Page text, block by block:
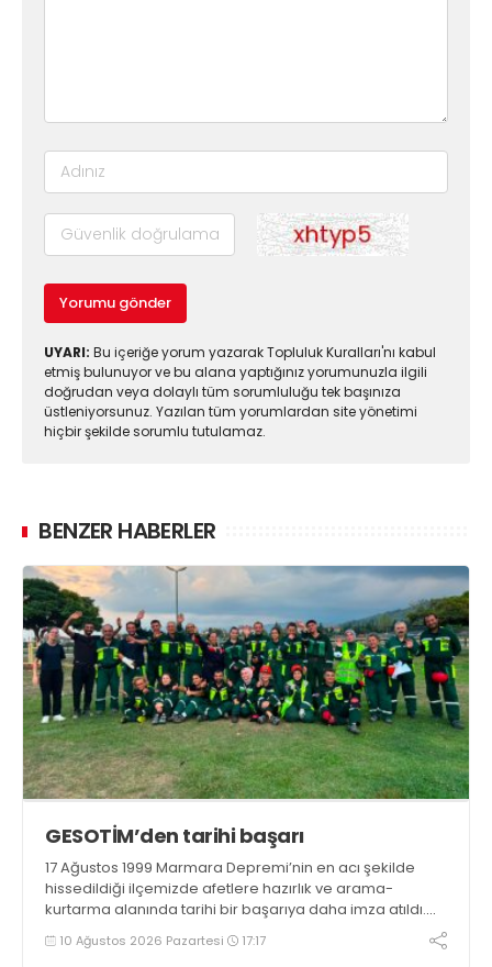
Yorumu gönder
UYARI: Bu içeriğe yorum yazarak Topluluk Kuralları'nı kabul
etmiş bulunuyor ve bu alana yaptığınız yorumunuzla ilgili
doğrudan veya dolaylı tüm sorumluluğu tek başınıza
üstleniyorsunuz. Yazılan tüm yorumlardan site yönetimi
hiçbir şekilde sorumlu tutulamaz.
BENZER HABERLER
GESOTİM’den tarihi başarı
17 Ağustos 1999 Marmara Depremi’nin en acı şekilde
hissedildiği ilçemizde afetlere hazırlık ve arama-
kurtarma alanında tarihi bir başarıya daha imza atıldı.
Gölcük Arama Kurtarma Derneği (GESOTİM),
bünyesindeki 4. arama-kurtarma ekibinin akreditasyon
10 Ağustos 2026 Pazartesi 17:17